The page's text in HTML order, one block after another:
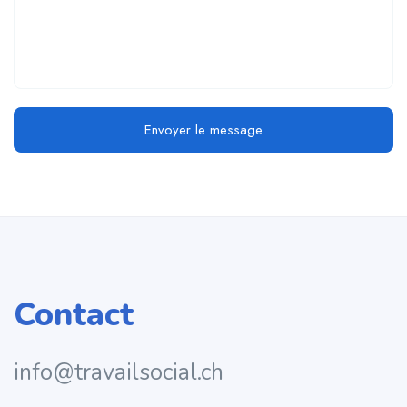
Envoyer le message
Contact
info@travailsocial.ch